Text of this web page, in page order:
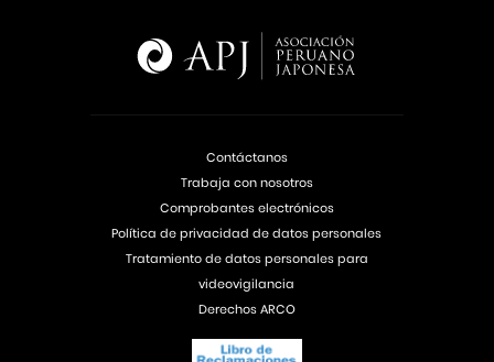
Contáctanos
Trabaja con nosotros
Comprobantes electrónicos
Política de privacidad de datos personales
Tratamiento de datos personales para
videovigilancia
Derechos ARCO